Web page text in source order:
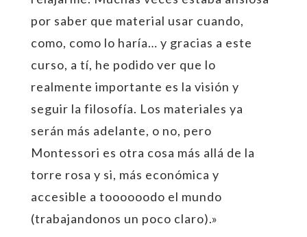
por saber que material usar cuando,
como, como lo haría… y gracias a este
curso, a tí, he podido ver que lo
realmente importante es la visión y
seguir la filosofía. Los materiales ya
serán más adelante, o no, pero
Montessori es otra cosa más allá de la
torre rosa y si, más económica y
accesible a toooooodo el mundo
(trabajandonos un poco claro).»